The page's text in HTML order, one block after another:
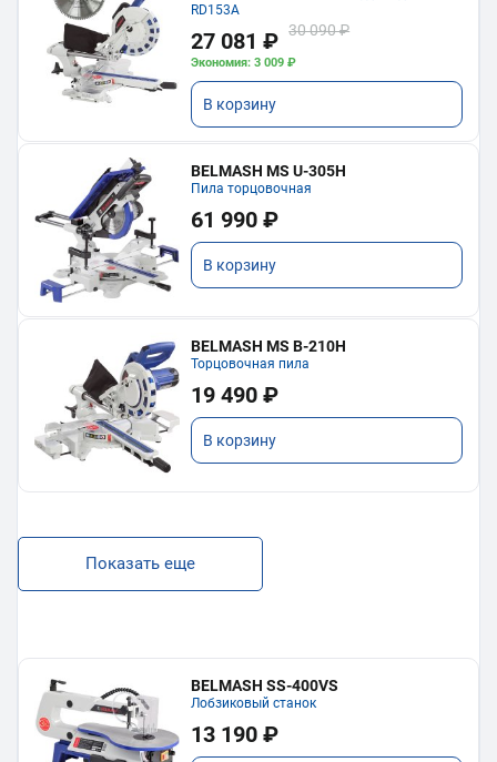
RD153A
27 081 ₽ 30 090 ₽
Экономия: 3 009 ₽
В корзину
BELMASH MS U-305H
Пила торцовочная
61 990 ₽
В корзину
BELMASH MS B-210H
Торцовочная пила
19 490 ₽
В корзину
Показать еще
BELMASH SS-400VS
Лобзиковый станок
13 190 ₽